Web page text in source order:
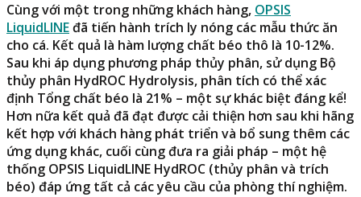
Cùng với một trong những khách hàng, OPSIS
LiquidLINEđã tiến hành trích ly nóng các mẫu thức ăn
cho cá. Kết quả là hàm lượng chất béo thô là 10-12%.
Sau khi áp dụng phương pháp thủy phân, sử dụng Bộ
thủy phân HydROC Hydrolysis, phân tích có thể xác
định Tổng chất béo là 21% – một sự khác biệt đáng kể!
Hơn nữa kết quả đã đạt được cải thiện hơn sau khi hãng
kết hợp với khách hàng phát triển và bổ sung thêm các
ứng dụng khác, cuối cùng đưa ra giải pháp – một hệ
thống OPSIS LiquidLINE HydROC (thủy phân và trích
béo) đáp ứng tất cả các yêu cầu của phòng thí nghiệm.